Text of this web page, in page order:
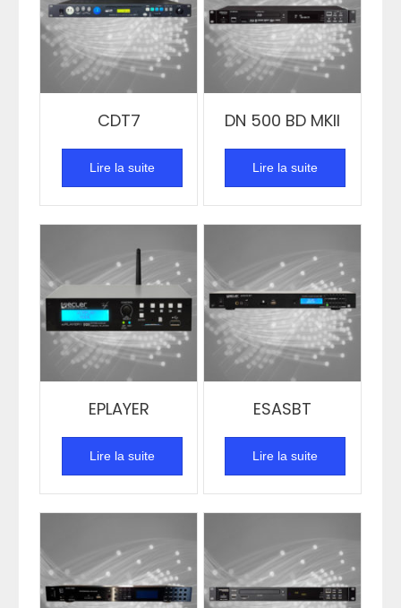
CDT7
Lire la suite
DN 500 BD MKII
Lire la suite
EPLAYER
Lire la suite
ESASBT
Lire la suite